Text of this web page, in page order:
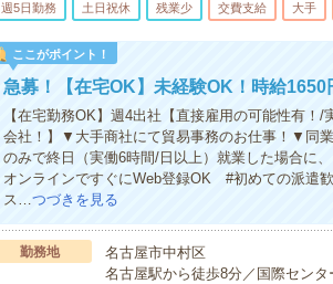
週5日勤務 土日祝休 残業少 交費支給 大手
ここがポイント！
急募！【在宅OK】未経験OK！時給1650
【在宅勤務OK】週4出社【直接雇用の可能性有
会社！】▼大手商社にて貿易事務のお仕事！▼同
のみで終日（実働6時間/日以上）就業した場合に
オンラインですぐにWeb登録OK #初めての派
ス…つづきを見る
勤務地
名古屋市中村区
名古屋駅から徒歩8分／国際セン